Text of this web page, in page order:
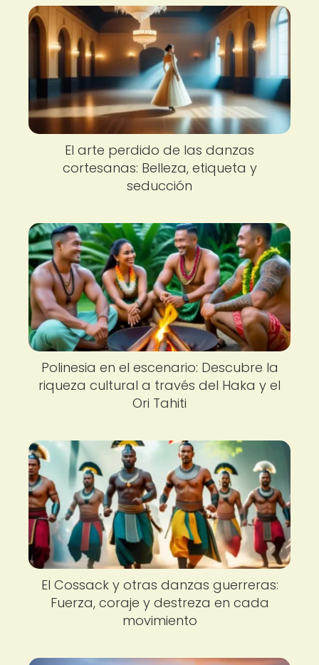
El arte perdido de las danzas
cortesanas: Belleza, etiqueta y
seducción
Polinesia en el escenario: Descubre la
riqueza cultural a través del Haka y el
Ori Tahiti
El Cossack y otras danzas guerreras:
Fuerza, coraje y destreza en cada
movimiento